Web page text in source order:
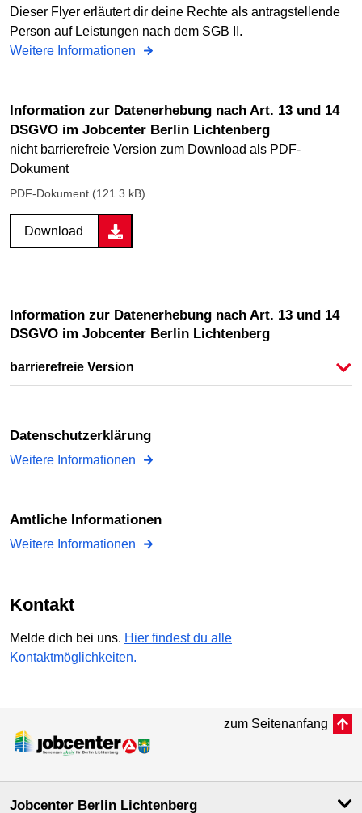
Dieser Flyer erläutert dir deine Rechte als antragstellende
Person auf Leistungen nach dem SGB II.
Weitere Informationen
Information zur Datenerhebung nach Art. 13 und 14
DSGVO im Jobcenter Berlin Lichtenberg
nicht barrierefreie Version zum Download als PDF-
Dokument
PDF-Dokument (121.3 kB)
Download
DSGVO im Jobcenter Berlin Lichtenberg
barrierefreie Version
Datenschutzerklärung
Weitere Informationen
amtliche Informationen
Weitere Informationen
Kontakt
Melde dich bei uns. Hier findest du alle
Kontaktmöglichkeiten.
zum Seitenanfang
Jobcenter Berlin Lichtenberg